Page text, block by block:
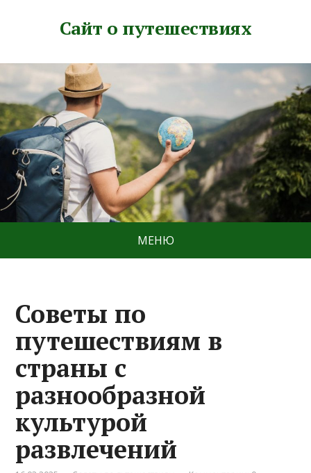
Сайт о путешествиях
МЕНЮ
Советы по
путешествиям в
страны с
разнообразной
культурой
развлечений